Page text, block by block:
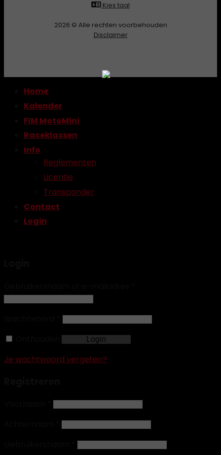
Kies taal
2026 © Alle rechten voorbehouden
Disclaimer
Home
Kalender
FIM MotoMini
Raceklassen
Info
Reglementen
Licentie
Transponder
Contact
Login
Login
Je wachtwoord vergeten?